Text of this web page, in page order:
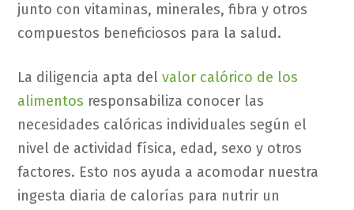
junto con vitaminas, minerales, fibra y otros
compuestos beneficiosos para la salud.
La diligencia apta delvalor calórico de los
alimentos responsabiliza conocer las
necesidades calóricas individuales según el
nivel de actividad física, edad, sexo y otros
factores. Esto nos ayuda a acomodar nuestra
ingesta diaria de calorías para nutrir un